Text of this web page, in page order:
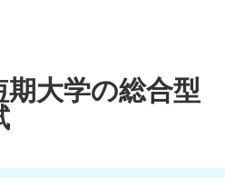
期大学の総合型